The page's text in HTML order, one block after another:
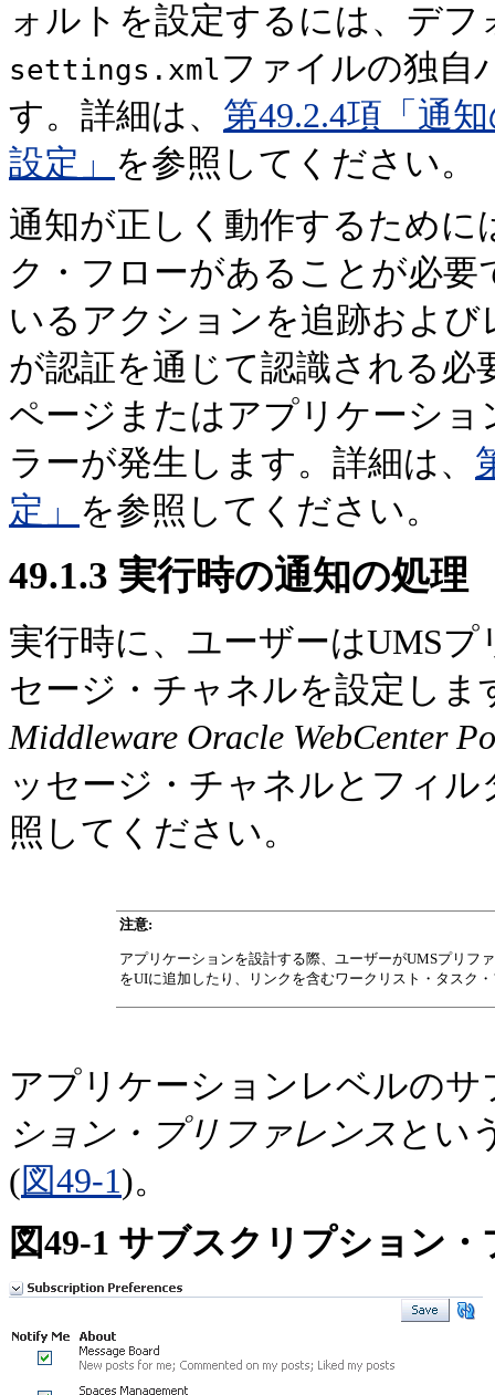
ォルトを設定するには、デフ
settings.xmlファイルの独自
す。詳細は、 第49.2.4項「通
設定」 を参照してください。
通知が正しく動作するため
ク・フローがあることが必
いるアクションを追跡およ
が認証を通じて認識される
ページまたはアプリケーシ
ラーが発生します。詳細は、
定」 を参照してください。
49.1.3 実行時の通知の処理
実行時に、ユーザーはUMS
セージ・チャネルを設定しま
Middleware Oracle WebCenter
ッセージ・チャネルとフィ
照してください。
注意:
アプリケーションを設計する際、ユーザーがUMSプリフ
をUIに追加したり、リンクを含むワークリスト・タスク
アプリケーションレベルの
ション・プリファレンス とい
(図49-1)。
図49-1 サブスクリプション